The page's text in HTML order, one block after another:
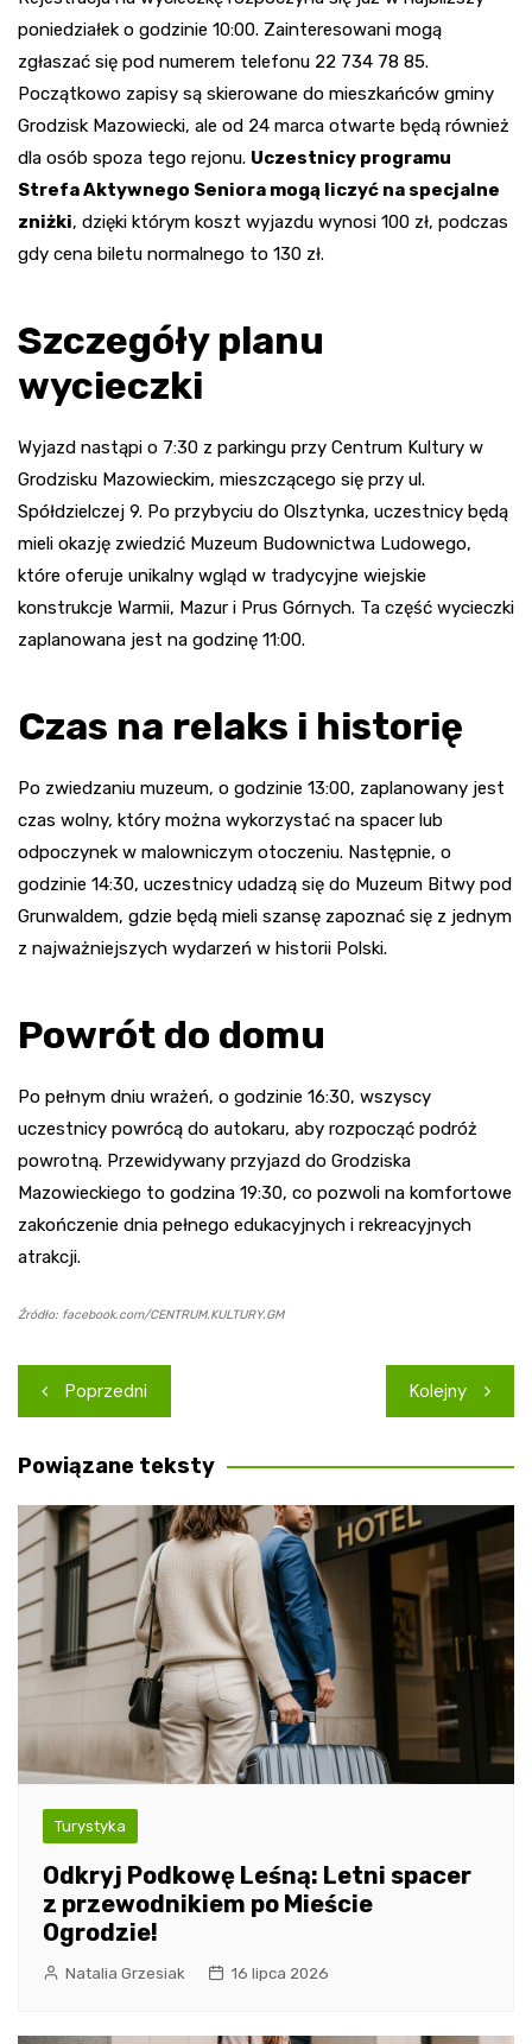
poniedziałek o godzinie 10:00. Zainteresowani mogą
zgłaszać się pod numerem telefonu 22 734 78 85.
Początkowo zapisy są skierowane do mieszkańców gminy
Grodzisk Mazowiecki, ale od 24 marca otwarte będą również
dla osób spoza tego rejonu. Uczestnicy programu
Strefa Aktywnego Seniora mogą liczyć na specjalne
zniżki, dzięki którym koszt wyjazdu wynosi 100 zł, podczas
gdy cena biletu normalnego to 130 zł.
Szczegóły planu
wycieczki
Wyjazd nastąpi o 7:30 z parkingu przy Centrum Kultury w
Grodzisku Mazowieckim, mieszczącego się przy ul.
Spółdzielczej 9. Po przybyciu do Olsztynka, uczestnicy będą
mieli okazję zwiedzić Muzeum Budownictwa Ludowego,
które oferuje unikalny wgląd w tradycyjne wiejskie
konstrukcje Warmii, Mazur i Prus Górnych. Ta część wycieczki
zaplanowana jest na godzinę 11:00.
Czas na relaks i historię
Po zwiedzaniu muzeum, o godzinie 13:00, zaplanowany jest
czas wolny, który można wykorzystać na spacer lub
odpoczynek w malowniczym otoczeniu. Następnie, o
godzinie 14:30, uczestnicy udadzą się do Muzeum Bitwy pod
Grunwaldem, gdzie będą mieli szansę zapoznać się z jednym
z najważniejszych wydarzeń w historii Polski.
Powrót do domu
Po pełnym dniu wrażeń, o godzinie 16:30, wszyscy
uczestnicy powrócą do autokaru, aby rozpocząć podróż
powrotną. Przewidywany przyjazd do Grodziska
Mazowieckiego to godzina 19:30, co pozwoli na komfortowe
zakończenie dnia pełnego edukacyjnych i rekreacyjnych
atrakcji.
Źródło: facebook.com/CENTRUM.KULTURY.GM
Nawigacja
wpisu
Poprzedni Kolejny
Powiązane teksty
Turystyka
Odkryj Podkowę Leśną: Letni spacer
z przewodnikiem po Mieście
Ogrodzie!
Natalia Grzesiak 16 lipca 2026